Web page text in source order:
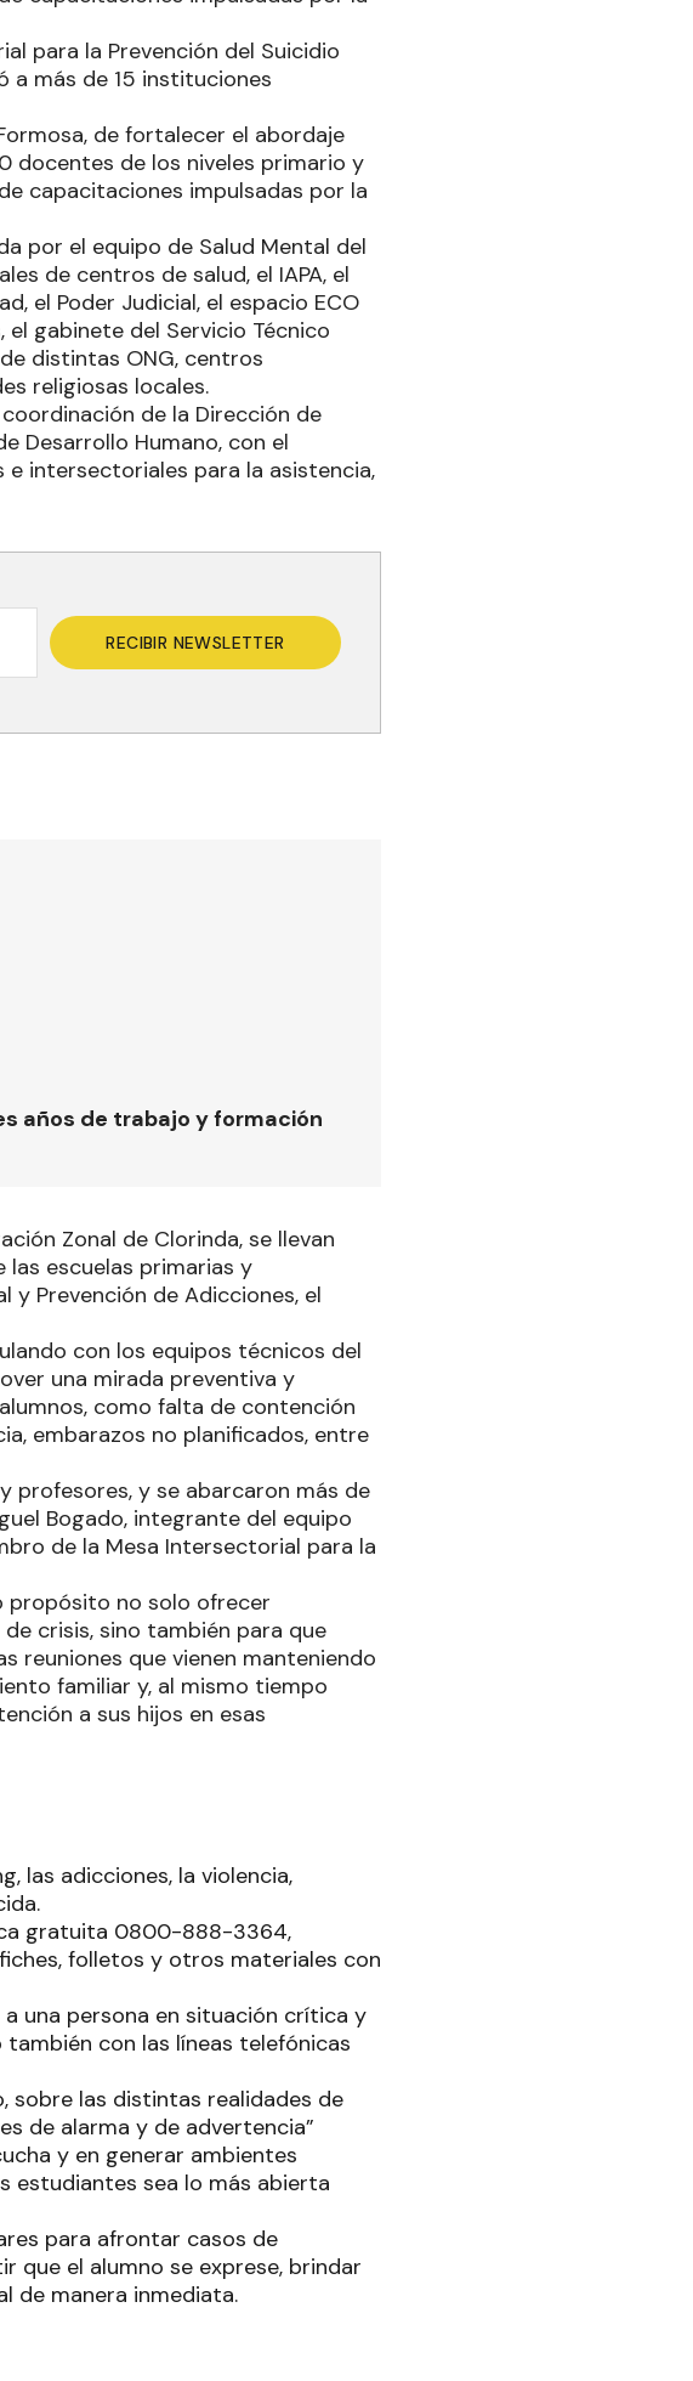
para la Prevención del Suicidio
a más de 15 instituciones
de fortalecer el abordaje
docentes de los niveles primario y
capacitaciones impulsadas por la
por el equipo de Salud Mental del
de centros de salud, el IAPA, el
el Poder Judicial, el espacio ECO
gabinete del Servicio Técnico
distintas ONG, centros
religiosas locales.
de la Dirección de
Desarrollo Humano, con el
intersectoriales para la asistencia,
RECIBIR NEWSLETTER
años de trabajo y formación
Zonal de Clorinda, se llevan
escuelas primarias y
Prevención de Adicciones, el
con los equipos técnicos del
una mirada preventiva y
como falta de contención
embarazos no planificados, entre
profesores, y se abarcaron más de
Bogado, integrante del equipo
de la Mesa Intersectorial para la
propósito no solo ofrecer
crisis, sino también para que
reuniones que vienen manteniendo
familiar y, al mismo tiempo
a sus hijos en esas
las adicciones, la violencia,
gratuita 0800-888-3364,
folletos y otros materiales con
una persona en situación crítica y
con las líneas telefónicas
sobre las distintas realidades de
de alarma y de advertencia”
y en generar ambientes
estudiantes sea lo más abierta
para afrontar casos de
que el alumno se exprese, brindar
de manera inmediata.